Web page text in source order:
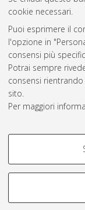
cookie necessari.
Puoi esprimere il
l'opzione in
consensi più
Potrai sempre
consensi
sito.
Per maggiori
COOKIE DI
Si tratta di cookie
navigazione degli
Atom
Rss 1.0
Rss 2.0
AMS Laurea
Impostazioni
Informativa
Condizioni